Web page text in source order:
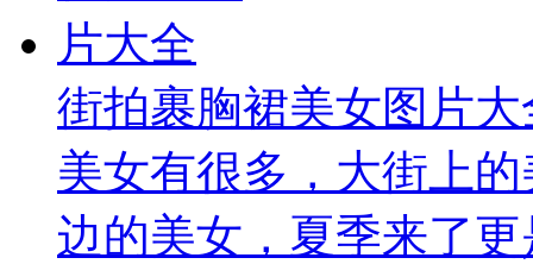
街拍裹胸裙美女图片大
美女有很多，大街上
边的美女，夏季来了